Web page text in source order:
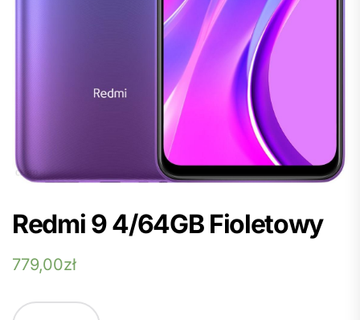
Redmi 9 4/64GB Fioletowy
779,00zł